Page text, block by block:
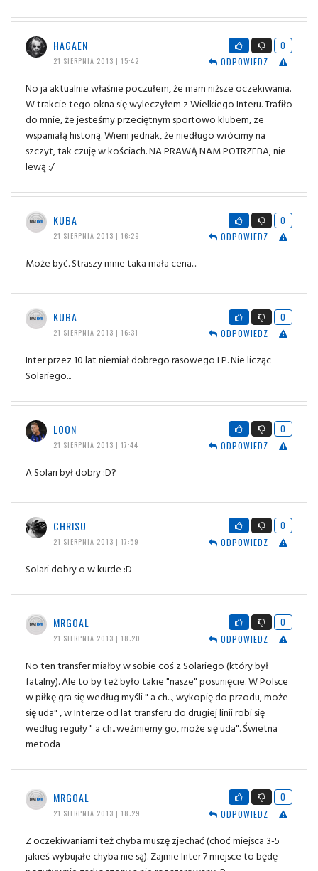
HAGAEN
21 SIERPNIA 2013 | 15:42
0
ODPOWIEDZ
No ja aktualnie właśnie poczułem, że mam niższe oczekiwania.
W trakcie tego okna się wyleczyłem z Wielkiego Interu. Trafiło
do mnie, że jesteśmy przeciętnym sportowo klubem, ze
wspaniałą historią. Wiem jednak, że niedługo wrócimy na
szczyt, tak czuję w kościach. NA PRAWĄ NAM POTRZEBA, nie
lewą :/
KUBA
21 SIERPNIA 2013 | 16:29
0
ODPOWIEDZ
Może być. Straszy mnie taka mała cena....
KUBA
21 SIERPNIA 2013 | 16:31
0
ODPOWIEDZ
Inter przez 10 lat niemiał dobrego rasowego LP. Nie licząc
Solariego...
LOON
21 SIERPNIA 2013 | 17:44
0
ODPOWIEDZ
A Solari był dobry :D?
CHRISU
21 SIERPNIA 2013 | 17:59
0
ODPOWIEDZ
Solari dobry o w kurde :D
MRGOAL
21 SIERPNIA 2013 | 18:20
0
ODPOWIEDZ
No ten transfer miałby w sobie coś z Solariego (który był
fatalny). Ale to by też było takie "nasze" posunięcie. W Polsce
w piłkę gra się według myśli " a ch..., wykopię do przodu, może
się uda" , w Interze od lat transferu do drugiej linii robi się
według reguły " a ch...weźmiemy go, może się uda". Świetna
metoda
MRGOAL
21 SIERPNIA 2013 | 18:29
0
ODPOWIEDZ
Z oczekiwaniami też chyba muszę zjechać (choć miejsca 3-5
jakieś wybujałe chyba nie są). Zajmie Inter 7 miejsce to będę